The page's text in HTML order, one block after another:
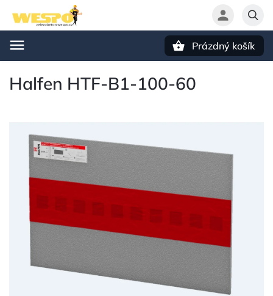
Prázdný košík
Halfen HTF-B1-100-60